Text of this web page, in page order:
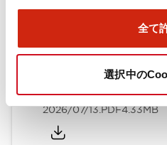
全て
選択中の
CAD
HWシリーズ コントロー
（日本語）
2026/07/13.PDF4.33MB